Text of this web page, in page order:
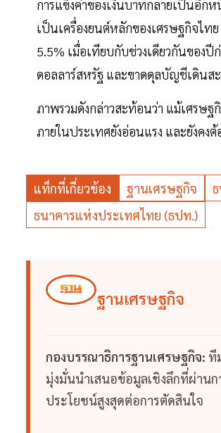
การแข็งค่าของเงินบาทกลายเป็นอีก
เป็นเครื่องยนต์หลักของเศรษฐกิจไท
5.5% เมื่อเทียบกับช่วงเดียวกันของ
ดอลลาร์สหรัฐ และขาดดุลบัญชีเดินส
ภาพรวมดังกล่าวสะท้อนว่า แม้เศรษ
ภายในประเทศยังอ่อนแรง และยังค
แท็กที่เกี่ยวข้อง ฐานเศรษฐกิจ
ธนาคารแห่งประเทศไทย (ธปท.)
ฐานเศรษฐกิจ
กองบรรณาธิการฐานเศรษฐกิจ: ที
มุ่งมั่นนำเสนอข้อมูลเชิงลึกที่ผ่าน
ประโยชน์สูงสุดต่อการตัดสินใจ